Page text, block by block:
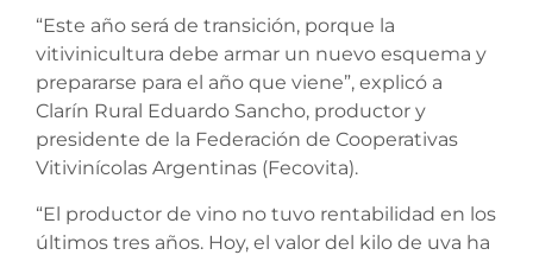
“Este año será de transición, porque la
vitivinicultura debe armar un nuevo esquema y
prepararse para el año que viene”, explicó a
Clarín Rural Eduardo Sancho, productor y
presidente de la Federación de Cooperativas
Vitivinícolas Argentinas (Fecovita).
“El productor de vino no tuvo rentabilidad en los
últimos tres años. Hoy, el valor del kilo de uva ha